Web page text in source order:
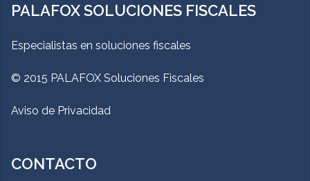
PALAFOX SOLUCIONES FISCALES
Especialistas en soluciones fiscales
© 2015 PALAFOX Soluciones Fiscales
Aviso de Privacidad
CONTACTO